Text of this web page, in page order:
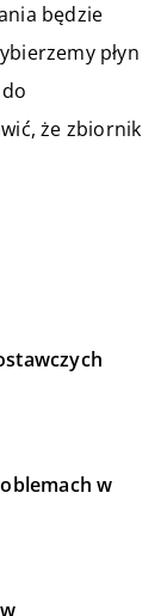
będzie
płyn
że zbiornik
w